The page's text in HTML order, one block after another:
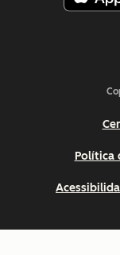
Política